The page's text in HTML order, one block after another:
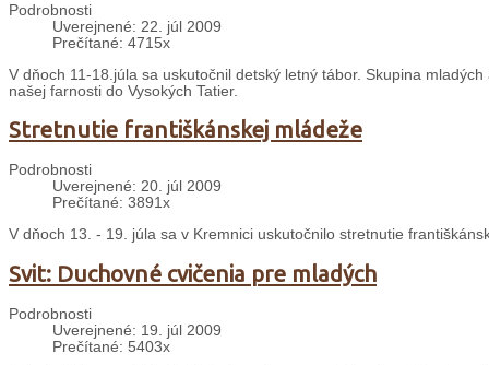
Podrobnosti
Uverejnené: 22. júl 2009
Prečítané: 4715x
V dňoch 11-18.júla sa uskutočnil detský letný tábor. Skupina
našej farnosti do Vysokých Tatier.
Stretnutie františkánskej mládeže
Podrobnosti
Uverejnené: 20. júl 2009
Prečítané: 3891x
V dňoch 13. - 19. júla sa v Kremnici uskutočnilo stretnutie
Svit: Duchovné cvičenia pre mladých
Podrobnosti
Uverejnené: 19. júl 2009
Prečítané: 5403x